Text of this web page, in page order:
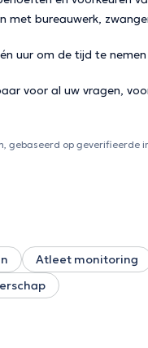
bureauwerk,
uur om de tijd te
voor al uw vragen,
gebaseerd op geverifieerde
Atleet monitoring